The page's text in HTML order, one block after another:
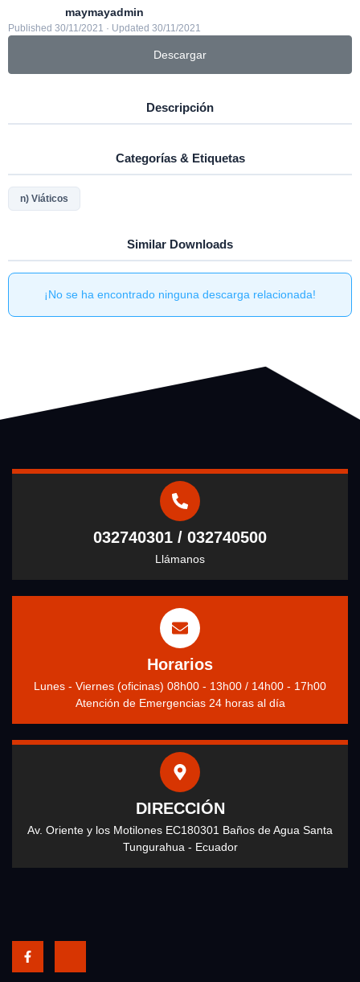
maymayadmin
Published 30/11/2021 · Updated 30/11/2021
Descargar
Descripción
Categorías & Etiquetas
n) Viáticos
Similar Downloads
¡No se ha encontrado ninguna descarga relacionada!
032740301 / 032740500
Llámanos
Horarios
Lunes - Viernes (oficinas) 08h00 - 13h00 / 14h00 - 17h00
Atención de Emergencias 24 horas al día
DIRECCIÓN
Av. Oriente y los Motilones EC180301 Baños de Agua Santa
Tungurahua - Ecuador